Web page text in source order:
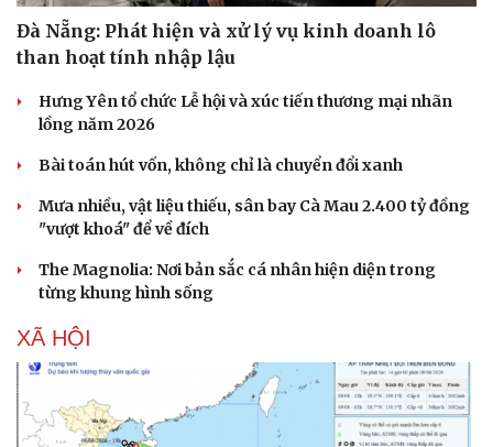
Đà Nẵng: Phát hiện và xử lý vụ kinh doanh lô
than hoạt tính nhập lậu
Hưng Yên tổ chức Lễ hội và xúc tiến thương mại nhãn
lồng năm 2026
Bài toán hút vốn, không chỉ là chuyển đổi xanh
Mưa nhiều, vật liệu thiếu, sân bay Cà Mau 2.400 tỷ đồng
"vượt khoá" để về đích
The Magnolia: Nơi bản sắc cá nhân hiện diện trong
từng khung hình sống
XÃ HỘI